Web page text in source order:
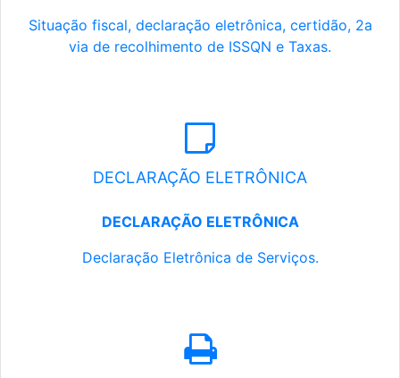
Situação fiscal, declaração eletrônica, certidão, 2a
via de recolhimento de ISSQN e Taxas.
DECLARAÇÃO ELETRÔNICA
DECLARAÇÃO ELETRÔNICA
Declaração Eletrônica de Serviços.